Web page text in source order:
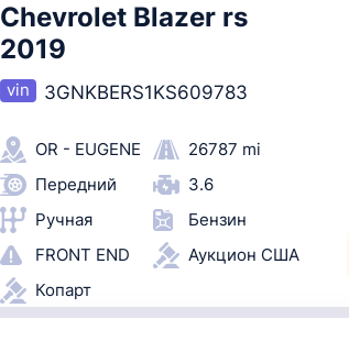
Chevrolet Blazer rs
2019
3GNKBERS1KS609783
OR - EUGENE
26787 mi
Передний
3.6
Ручная
Бензин
FRONT END
Аукцион США
Копарт